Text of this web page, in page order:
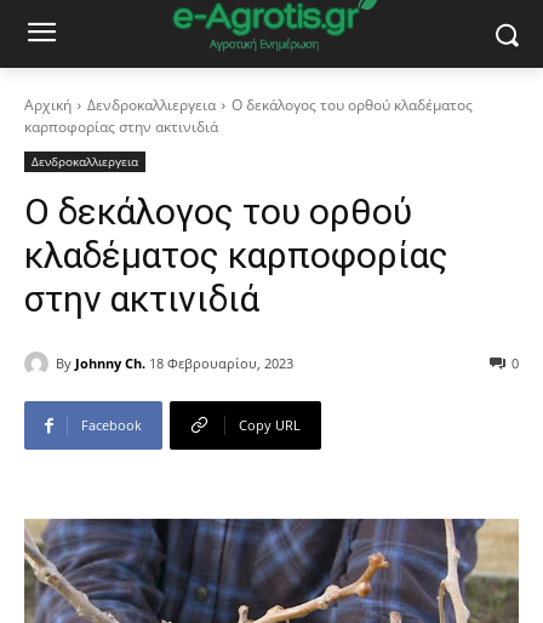
Αρχική Δενδροκαλλιεργεια
Ο δεκάλογος του ορθού κλαδέματος
καρποφορίας στην ακτινιδιά
Δενδροκαλλιεργεια
Ο δεκάλογος του ορθού
κλαδέματος καρποφορίας
στην ακτινιδιά
By Johnny Ch. 18 Φεβρουαρίου, 2023 0
Facebook Copy URL